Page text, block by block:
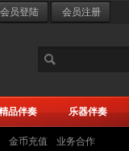
品伴奏 乐器伴奏
金币充值 业务合作